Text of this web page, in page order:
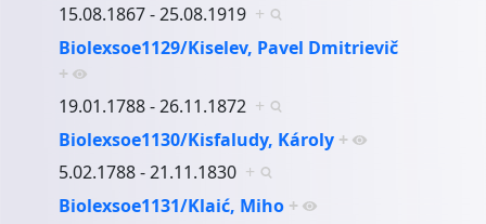
15.08.1867 - 25.08.1919 +
Biolexsoe1129/Kiselev, Pavel Dmitrievič
+
19.01.1788 - 26.11.1872 +
Biolexsoe1130/Kisfaludy, Károly +
5.02.1788 - 21.11.1830 +
Biolexsoe1131/Klaić, Miho +